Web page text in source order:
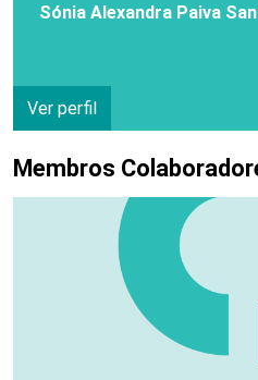
Sónia Alexandra Paiva
Ver perfil
Membros